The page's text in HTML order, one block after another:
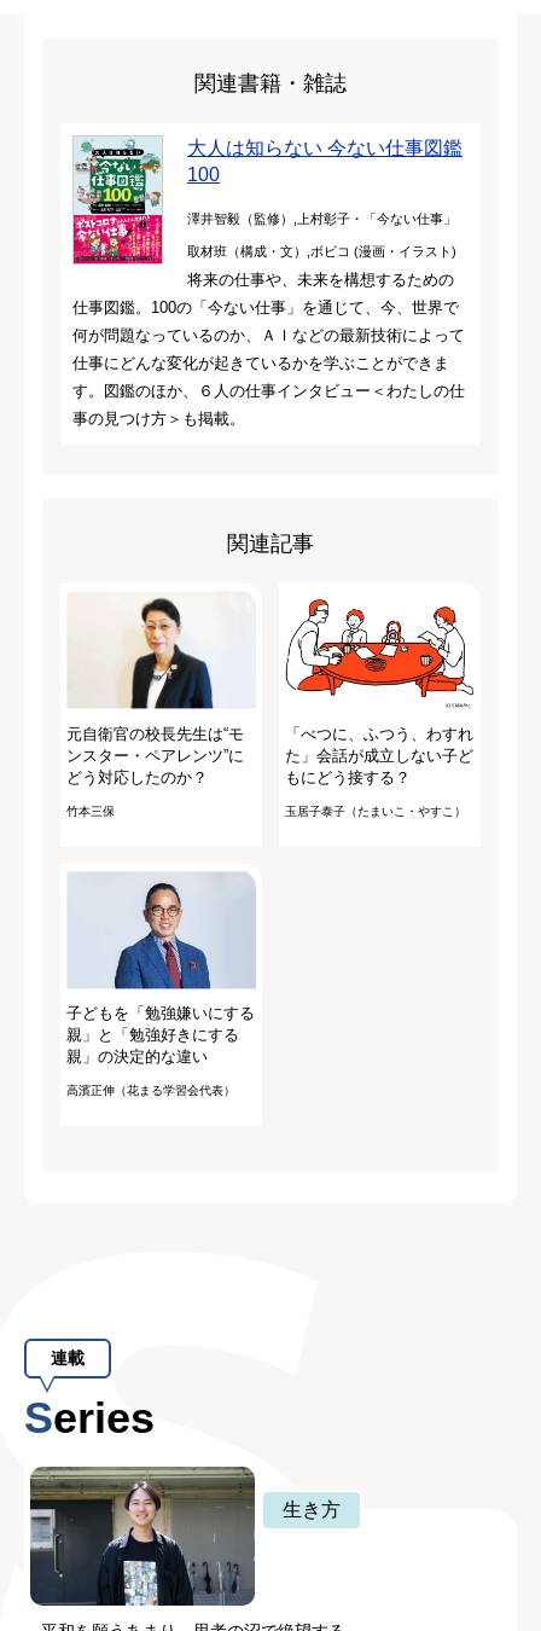
関連書籍・雑誌
大人は知らない 今ない仕事図鑑
100
澤井智毅（監修）,上村彰子・「今ない仕事」
取材班（構成・文）,ボビコ (漫画・イラスト)
将来の仕事や、未来を構想するための
仕事図鑑。100の「今ない仕事」を通じて、今、世界で
何が問題なっているのか、ＡＩなどの最新技術によって
仕事にどんな変化が起きているかを学ぶことができま
す。図鑑のほか、６人の仕事インタビュー＜わたしの仕
事の見つけ方＞も掲載。
関連記事
元自衛官の校長先生は“モ
ンスター・ペアレンツ”に
どう対応したのか？
竹本三保
「べつに、ふつう、わすれ
た」会話が成立しない子ど
もにどう接する？
玉居子泰子（たまいこ・やすこ）
子どもを「勉強嫌いにする
親」と「勉強好きにする
親」の決定的な違い
高濱正伸（花まる学習会代表）
連載
Series
生き方